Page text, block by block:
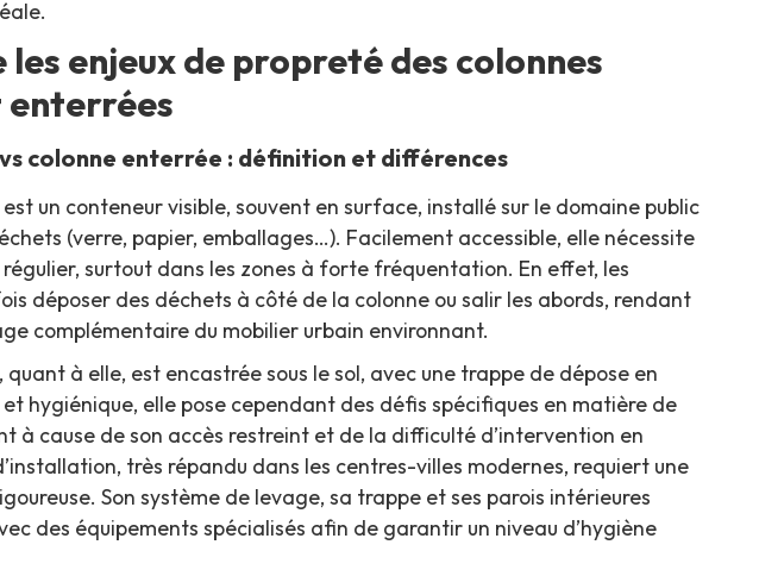
enjeux de propreté des colonnes
enterrées
colonne enterrée : définition et différences
est un conteneur visible, souvent en surface, installé sur le domaine public
(verre, papier, emballages…). Facilement accessible, elle nécessite
surtout dans les zones à forte fréquentation. En effet, les
déposer des déchets à côté de la colonne ou salir les abords, rendant
complémentaire du mobilier urbain environnant.
, quant à elle, est encastrée sous le sol, avec une trappe de dépose en
hygiénique, elle pose cependant des défis spécifiques en matière de
à cause de son accès restreint et de la difficulté d’intervention en
très répandu dans les centres-villes modernes, requiert une
Son système de levage, sa trappe et ses parois intérieures
des équipements spécialisés afin de garantir un niveau d’hygiène